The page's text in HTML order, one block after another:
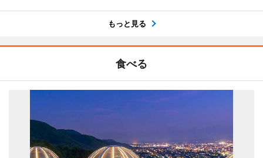
もっと見る
食べる